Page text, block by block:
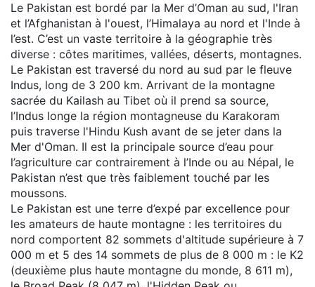
Le Pakistan est bordé par la Mer d’Oman au sud, l'Iran
et l’Afghanistan à l'ouest, l’Himalaya au nord et l'Inde à
l’est. C’est un vaste territoire à la géographie très
diverse : côtes maritimes, vallées, déserts, montagnes.
Le Pakistan est traversé du nord au sud par le fleuve
Indus, long de 3 200 km. Arrivant de la montagne
sacrée du Kailash au Tibet où il prend sa source,
l’Indus longe la région montagneuse du Karakoram
puis traverse l'Hindu Kush avant de se jeter dans la
Mer d'Oman. Il est la principale source d’eau pour
l’agriculture car contrairement à l’Inde ou au Népal, le
Pakistan n’est que très faiblement touché par les
moussons.
Le Pakistan est une terre d’expé par excellence pour
les amateurs de haute montagne : les territoires du
nord comportent 82 sommets d'altitude supérieure à 7
000 m et 5 des 14 sommets de plus de 8 000 m : le K2
(deuxième plus haute montagne du monde, 8 611 m),